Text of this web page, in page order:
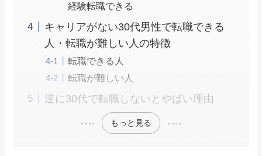
経験転職できる
キャリアがない30代男性で転職できる
人・転職が難しい人の特徴
転職できる人
転職が難しい人
逆に30代で転職しないとやばい理由
もっと見る